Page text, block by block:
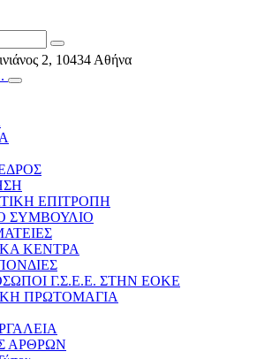
2, 10434 Αθήνα
ΕΠΙΤΡΟΠΗ
ΣΥΜΒΟΥΛΙΟ
ΚΕΝΤΡΑ
Γ.Σ.Ε.Ε. ΣΤΗΝ ΕΟΚΕ
ΠΡΩΤΟΜΑΓΙΑ
ΑΡΘΡΩΝ